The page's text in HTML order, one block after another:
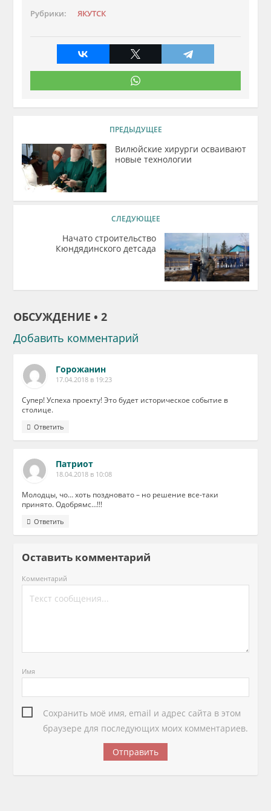
Рубрики: ЯКУТСК
ПРЕДЫДУЩЕЕ
Вилюйские хирурги осваивают
новые технологии
СЛЕДУЮЩЕЕ
Начато строительство
Кюндядинского детсада
ОБСУЖДЕНИЕ • 2
Добавить комментарий
Горожанин
17.04.2018 в 19:23
Супер! Успеха проекту! Это будет историческое событие в
столице.
Ответить
Патриот
18.04.2018 в 10:08
Молодцы, чо… хоть поздновато – но решение все-таки
принято. Одобрямс…!!!
Ответить
Оставить комментарий
Комментарий
Имя
Сохранить моё имя, email и адрес сайта в этом
браузере для последующих моих комментариев.